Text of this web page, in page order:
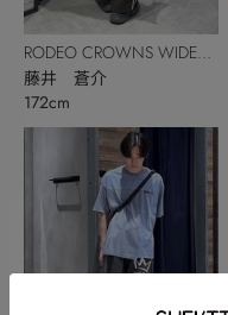
RODEO CROWNS WIDE
BOWL
藤井 蒼介
172cm